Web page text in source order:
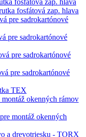
fosfátová zap. hlava
fosfátová zap. hlava
pre sadrokartónové
pre sadrokartónové
pre sadrokartónové
pre sadrokartónové
TEX
okenných rámov
montáž okenných
a drevotriesku - TORX